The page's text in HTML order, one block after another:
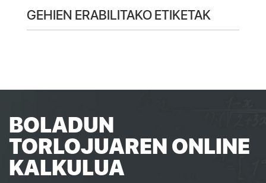
GEHIEN ERABILITAKO ETIKETAK
BOLADUN
TORLOJUAREN ONLINE
KALKULUA